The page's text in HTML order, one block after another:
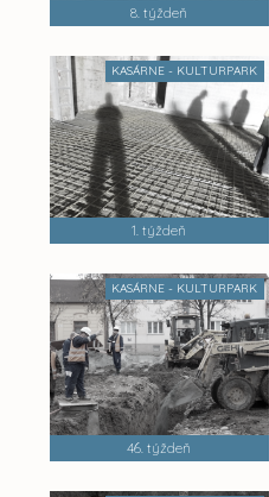
8. týždeň
KASÁRNE - KULTURPARK
1. týždeň
KASÁRNE - KULTURPARK
46. týždeň